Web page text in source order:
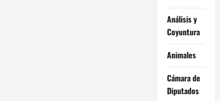
Análisis y
Coyuntura
Animales
Cámara de
Diputados